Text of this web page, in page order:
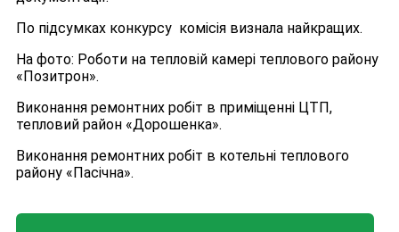
По підсумках конкурсу комісія визнала найкращих.
На фото: Роботи на тепловій камері теплового району
«Позитрон».
Виконання ремонтних робіт в приміщенні ЦТП,
тепловий район «Дорошенка».
Виконання ремонтних робіт в котельні теплового
району «Пасічна».